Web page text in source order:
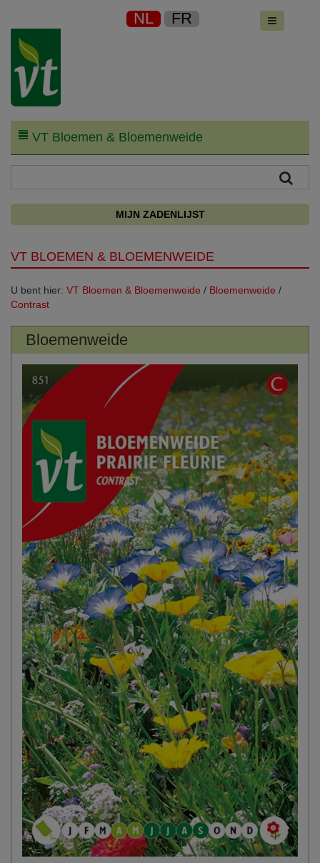
NL FR
VT Bloemen & Bloemenweide
MIJN ZADENLIJST
VT BLOEMEN & BLOEMENWEIDE
U bent hier: VT Bloemen & Bloemenweide / Bloemenweide /
Contrast
Bloemenweide